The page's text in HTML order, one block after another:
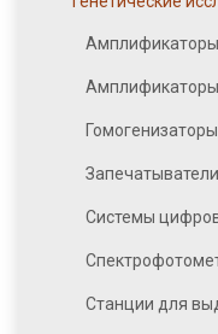
Амплификаторы
Гомогенизаторы
Системы
Станции для